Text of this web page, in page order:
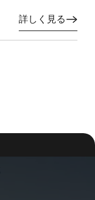
詳しく見る